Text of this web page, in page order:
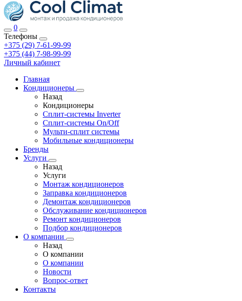
0
Телефоны
+375 (29) 7-61-99-99
+375 (44) 7-98-99-99
Личный кабинет
Главная
Кондиционеры
Назад
Кондиционеры
Сплит-системы Inverter
Сплит-системы On/Off
Мульти-сплит системы
Мобильные кондиционеры
Бренды
Услуги
Назад
Услуги
Монтаж кондиционеров
Заправка кондиционеров
Демонтаж кондиционеров
Обслуживание кондиционеров
Ремонт кондиционеров
Подбор кондиционеров
О компании
Назад
О компании
О компании
Новости
Вопрос-ответ
Контакты